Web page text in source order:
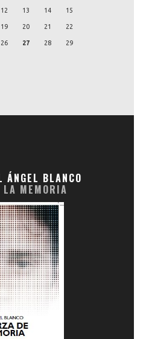
12 13 14 15
19 20 21 22
26 27 28 29
ÁNGEL BLANCO
LA MEMORIA